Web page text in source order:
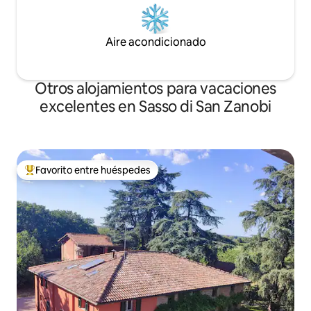
Aire acondicionado
Otros alojamientos para vacaciones
excelentes en Sasso di San Zanobi
Favorito entre huéspedes preferido
Favorito entre huéspedes